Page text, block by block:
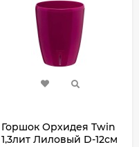
Горшок Орхидея Twin
1,3лит Лиловый D-12см